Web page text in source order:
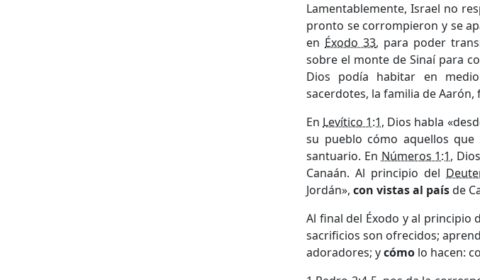
Lamentablemente, Israel no
pronto se corrompieron y se
en Éxodo 33, para poder
sobre el monte de Sinaí para
Dios podía habitar en
sacerdotes, la familia de
En Levítico 1:1, Dios habla
su pueblo cómo aquellos
santuario. En Números 1:1,
Canaán. Al principio del
Jordán», con vistas al paísde
Al final del Éxodo y al principio
sacrificios son ofrecidos;
adoradores; ycómo lo hacen: